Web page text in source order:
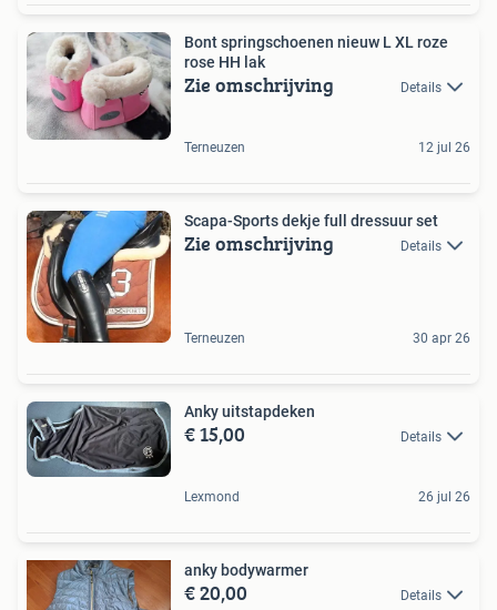
Bont springschoenen nieuw L XL roze
rose HH lak
Zie omschrijving Details
Terneuzen 12 jul 26
Scapa-Sports dekje full dressuur set
Zie omschrijving Details
Terneuzen 30 apr 26
Anky uitstapdeken
€ 15,00 Details
Lexmond 26 jul 26
anky bodywarmer
€ 20,00 Details